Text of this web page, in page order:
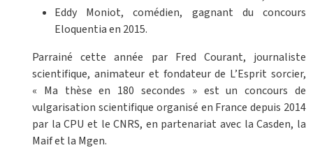
Eddy Moniot, comédien, gagnant du concours
Eloquentia en 2015.
Parrainé cette année par Fred Courant, journaliste
scientifique, animateur et fondateur de L’Esprit sorcier,
« Ma thèse en 180 secondes » est un concours de
vulgarisation scientifique organisé en France depuis 2014
par la CPU et le CNRS, en partenariat avec la Casden, la
Maif et la Mgen.